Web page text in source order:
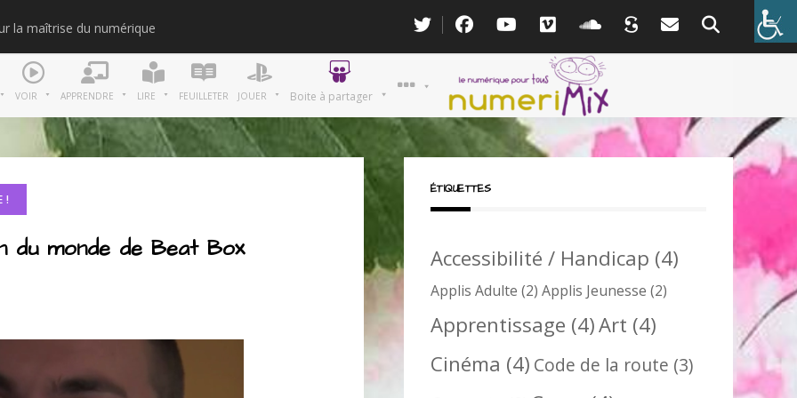
la maîtrise du numérique
VOIR APPRENDRE LIRE FEUILLETER JOUER Boite à partager
!
du monde de Beat Box
ÉTIQUETTES
Accessibilité / Handicap (4)
Applis Adulte (2) Applis Jeunesse (2)
Apprentissage (4)Art (4)
Cinéma (4) Code de la route (3)